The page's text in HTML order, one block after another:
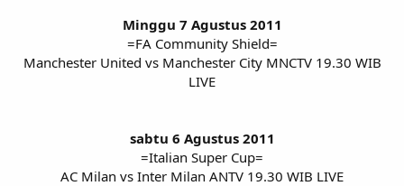
Minggu 7 Agustus 2011
=FA Community Shield=
Manchester United vs Manchester City MNCTV 19.30 WIB
LIVE
sabtu 6 Agustus 2011
=Italian Super Cup=
AC Milan vs Inter Milan ANTV 19.30 WIB LIVE